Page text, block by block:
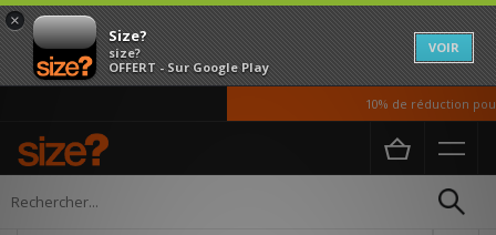
×
Size?
size?
OFFERT - Sur Google Play
VOIR
10% de réduction
Accueil Homme